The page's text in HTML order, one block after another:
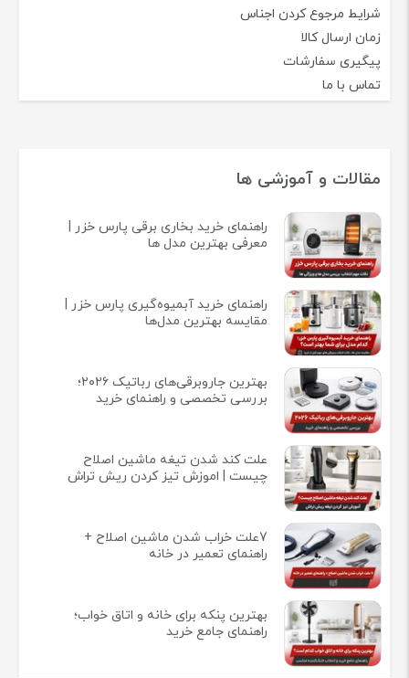
شرایط مرجوع کردن اجناس
زمان ارسال کالا
پیگیری سفارشات
تماس با ما
مقالات و آموزشی ها
راهنمای خرید بخاری برقی پارس خزر |
معرفی بهترین مدل ها
راهنمای خرید آبمیوه‌گیری پارس خزر |
مقایسه بهترین مدل‌ها
بهترین جاروبرقی‌های رباتیک ۲۰۲۶؛
بررسی تخصصی و راهنمای خرید
علت کند شدن تیغه ماشین اصلاح
چیست | اموزش تیز کردن ریش تراش
7علت خراب شدن ماشین اصلاح +
راهنمای تعمیر در خانه
بهترین پنکه برای خانه و اتاق خواب؛
راهنمای جامع خرید